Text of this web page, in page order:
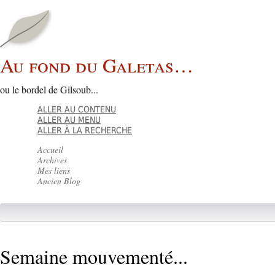
Au fond du Galetas…
ou le bordel de Gilsoub...
ALLER AU CONTENU
ALLER AU MENU
ALLER À LA RECHERCHE
Accueil
Archives
Mes liens
Ancien Blog
Semaine mouvementé...